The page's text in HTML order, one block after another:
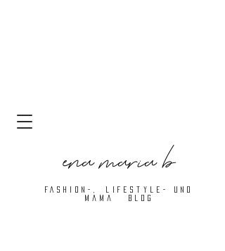
ena maria b
FASHIOn-, LIFESTYLE- Und
Mama BLOG